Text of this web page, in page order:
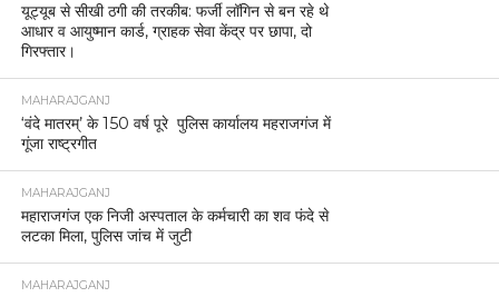
यूट्यूब से सीखी ठगी की तरकीब: फर्जी लॉगिन से बन रहे थे
आधार व आयुष्मान कार्ड, ग्राहक सेवा केंद्र पर छापा, दो
गिरफ्तार।
MAHARAJGANJ
‘वंदे मातरम्’ के 150 वर्ष पूरे पुलिस कार्यालय महराजगंज में
गूंजा राष्ट्रगीत
MAHARAJGANJ
महाराजगंज एक निजी अस्पताल के कर्मचारी का शव फंदे से
लटका मिला, पुलिस जांच में जुटी
MAHARAJGANJ